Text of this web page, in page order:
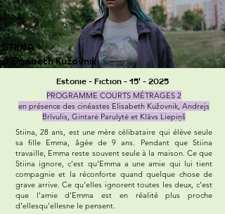
STIINA
d'Elisabeth Kužovnik
Estonie - Fiction - 15' - 2025
PROGRAMME COURTS MÉTRAGES 2
en présence des cinéastes Elisabeth Kužovnik, Andrejs
Brīvulis, Gintarė Parulytė et Klāvs Liepiņš
Stiina, 28 ans, est une mère célibataire qui élève seule
sa fille Emma, âgée de 9 ans. Pendant que Stiina
travaille, Emma reste souvent seule à la maison. Ce que
Stiina ignore, c'est qu'Emma a une amie qui lui tient
compagnie et la réconforte quand quelque chose de
grave arrive. Ce qu'elles ignorent toutes les deux, c'est
que l'amie d'Emma est en réalité plus proche
d'ellesqu'ellesne le pensent.